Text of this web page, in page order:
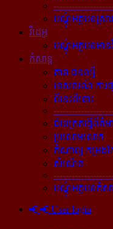
បណ្ដុំអត្ថបទស្រាវ
វីដេអូ
បណ្ដុំអត្ថបទមាន
កំសាន្ដ
តារា ជនល្បី
ទេសចរណ៍ ការផ្
ពីនេះពីនោះ
ជ័យគ្រតធ្វើព័ត៌ម
ប្រលោមលោក
កំណាព្យ កម្រងក
សំណើច
បណ្ដុំអត្ថបទកំសា
User login